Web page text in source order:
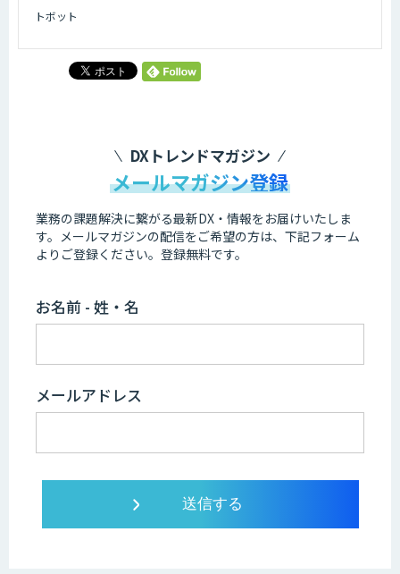
トボット
DXトレンドマガジン
メールマガジン登録
業務の課題解決に繋がる最新DX・情報をお届けいたしま
す。 メールマガジンの配信をご希望の方は、下記フォーム
よりご登録ください。登録無料です。
お名前 - 姓・名
メールアドレス